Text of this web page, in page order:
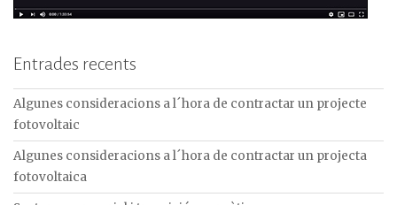
Entrades recents
Algunes consideracions a l´hora de contractar un projecte
fotovoltaic
Algunes consideracions a l´hora de contractar un projecta
fotovoltaica